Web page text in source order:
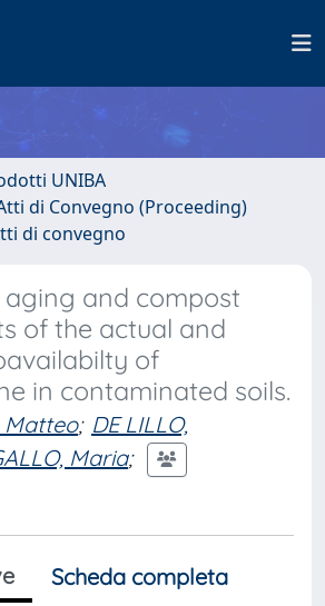
UNIBA
di Convegno (Proceeding)
di convegno
and compost
of the actual and
of
in contaminated soils.
Matteo; DE LILLO,
Maria;
Scheda completa